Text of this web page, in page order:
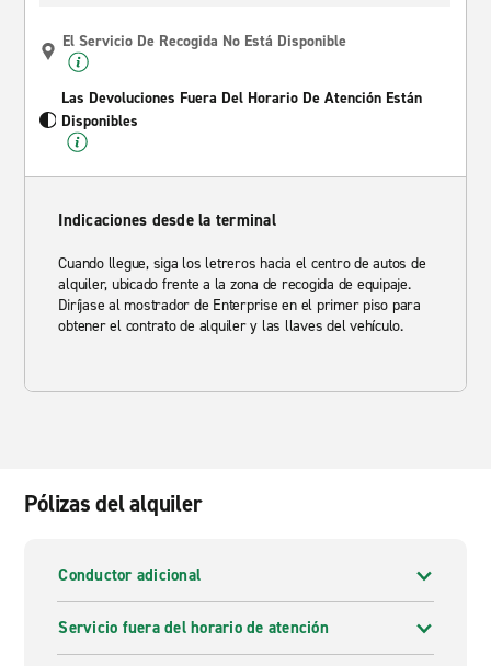
El Servicio De Recogida No Está Disponible
Las Devoluciones Fuera Del Horario De Atención Están
Disponibles
Indicaciones desde la terminal
Cuando llegue, siga los letreros hacia el centro de autos de
alquiler, ubicado frente a la zona de recogida de equipaje.
Diríjase al mostrador de Enterprise en el primer piso para
obtener el contrato de alquiler y las llaves del vehículo.
Pólizas del alquiler
Conductor adicional
Servicio fuera del horario de atención